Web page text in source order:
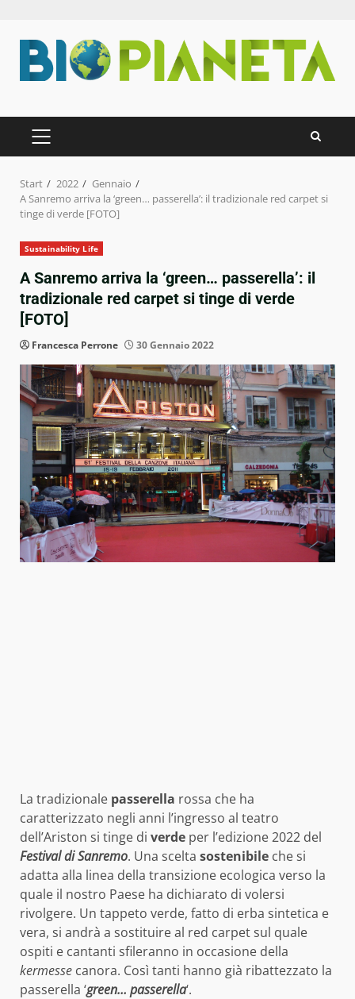
Inhalt
springen
PRIMÄRES
MENÜ
Start 2022
Gennaio
A Sanremo arriva la ‘green… passerella’: il tradizionale red carpet si
tinge di verde [FOTO]
Sustainability Life
A Sanremo arriva la ‘green… passerella’: il
tradizionale red carpet si tinge di verde
[FOTO]
Francesca Perrone 30 Gennaio 2022
La tradizionale passerella rossa che ha
caratterizzato negli anni l’ingresso al teatro
dell’Ariston si tinge di verde per l’edizione 2022 del
Festival di Sanremo. Una scelta sostenibile che si
adatta alla linea della transizione ecologica verso la
quale il nostro Paese ha dichiarato di volersi
rivolgere. Un tappeto verde, fatto di erba sintetica e
vera, si andrà a sostituire al red carpet sul quale
ospiti e cantanti sfileranno in occasione della
kermesse canora. Così tanti hanno già ribattezzato la
passerella ‘green… passerella‘.